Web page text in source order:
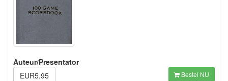
Auteur/Presentator
EUR5.95
Bestel NU